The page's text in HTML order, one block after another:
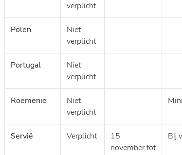
verplicht
Polen
Niet
verplicht
Portugal
Niet
verplicht
Roemenië
Niet
verplicht
Servië Verplicht
15
november tot
Bij